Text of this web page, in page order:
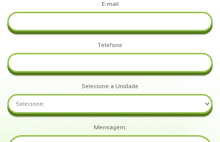
E-mail
Telefone
Selecione a Unidade
Mensagem: